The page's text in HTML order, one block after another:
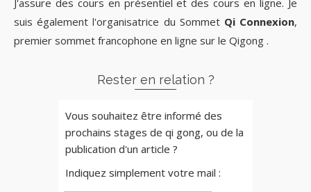
J'assure des cours en présentiel et des cours en ligne. Je
suis également l'organisatrice du Sommet Qi Connexion,
premier sommet francophone en ligne sur le Qigong .
Rester en relation ?
Vous souhaitez être informé des
prochains stages de qi gong, ou de la
publication d'un article ?
Indiquez simplement votre mail :